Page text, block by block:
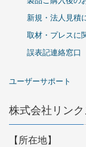
新規・法人見積
取材・プレスに
誤表記連絡窓口
ユーザーサポート
株式会社リン
【所在地】